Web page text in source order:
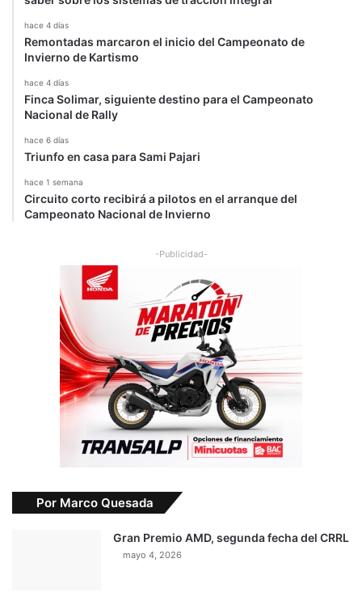
hace 4 días
Remontadas marcaron el inicio del Campeonato de
Invierno de Kartismo
hace 4 días
Finca Solimar, siguiente destino para el Campeonato
Nacional de Rally
hace 6 días
Triunfo en casa para Sami Pajari
hace 1 semana
Circuito corto recibirá a pilotos en el arranque del
Campeonato Nacional de Invierno
-Publicidad-
Por Marco Quesada
Gran Premio AMD, segunda fecha del CRRL
mayo 4, 2026